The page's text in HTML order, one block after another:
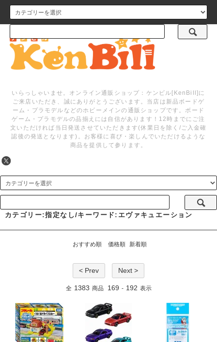
メニュー
いらっしゃいませ。オンライン通販ショップ：ケンビル[KenBill]に
ご来店いただき、誠にありがとうございます。当店は新品ボードゲ
ーム・プラモデルなどのホビーメインの通販ショップです。ボード
ゲーム・プラモデルの品揃えには自信があります！12時までにご注
文いただければ当日発送させていただきます(休業日を除く/ご入金確
認後の発送となります)。お客様に喜び・楽しんでいただけるような
商品を提供して参ります。
カテゴリー:指定なし/キーワード:エヴァキュエーション
おすすめ順 価格順 新着順
< Prev Next >
全 1383 商品 169 - 192 表示